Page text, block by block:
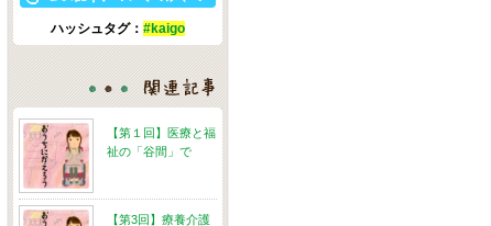
ハッシュタグ： #kaigo
関連記事
【第１回】医療と福
祉の「谷間」で
【第3回】療養介護